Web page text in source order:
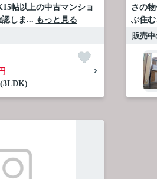
帖以上の中古マンショ
しま... もっと見る
さの
ぶ住
販売中